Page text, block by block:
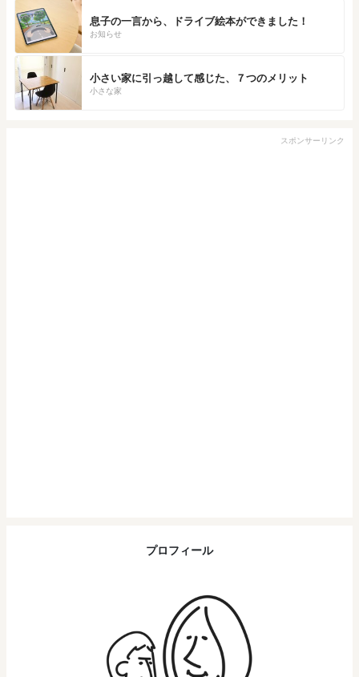
息子の一言から、ドライブ絵本ができました！
お知らせ
小さい家に引っ越して感じた、７つのメリット
小さな家
スポンサーリンク
プロフィール